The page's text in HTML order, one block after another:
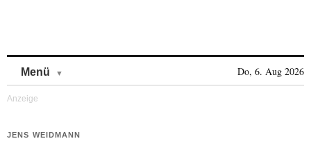
Menü Do, 6. Aug 2026
JENS WEIDMANN